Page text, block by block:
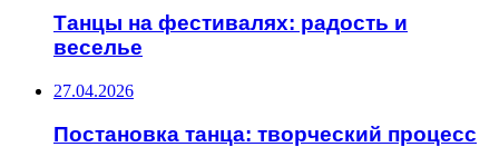
Танцы на фестивалях: радость и
веселье
27.04.2026
Постановка танца: творческий процесс